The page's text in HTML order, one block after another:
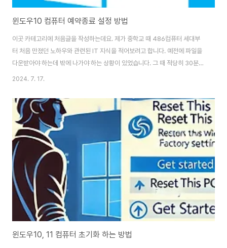
윈도우10 컴퓨터 예약종료 설정 방법
이곳 카테고리에 처음글을 작성하는데요. 제가 중학교 때 486컴퓨터 세대부
터 처음 만졌던 노하우와 관련된 IT 지식을 적어보려고 합니다. 예전에 파일을
다운받아야 하는데 밖에 나가야 하는 상황이 있었습니다. 그 때 적당히 30분
정도만 있으면 끝나는데 급하게 나가봐야 되서 알게되었는데요. 첫 글로는 아
하는 법을 가볍게 작성해보겠습니다.실행창을 켠다명령어를 실행시킨다예약
종료를 취소(선택)실행창을 켠다실행창을 켜는 법은 다양합니다. 시작 + R 을
클릭하셔서 실행창을 열어줍니다. 젊으신 분들은 빨리빨리 하시겠지만 아직도
독수리 타법을 쓰시는 우리 아버님 세대들은 시작키를 모르기 때문에 이미지를
첨부합니다.시스템 예약 종료 명령어 실행위..
2024. 7. 17.
윈도우10, 11 컴퓨터 초기화 하는 방법